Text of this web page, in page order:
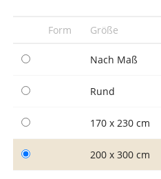
Form Größe
Nach Maß
Rund
170 x 230 cm
200 x 300 cm